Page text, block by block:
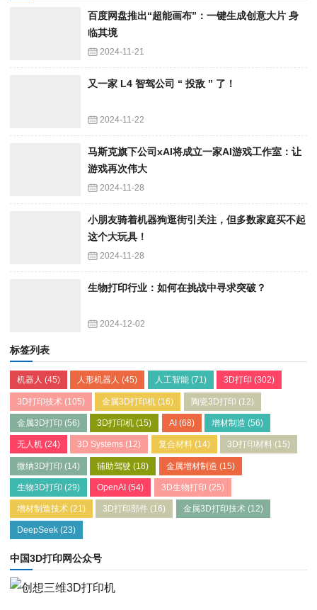
百度网盘推出“超能画布”：一键生成创意大片 身
临其境
2024-11-21
又一家 L4 智驾公司 “ 投敌 ” 了！
2024-11-22
马斯克旗下公司xAI将成立一家AI游戏工作室：让
游戏再次伟大
2024-11-28
小朋友骑着机器狗逛街引关注，但多数家庭买不起
这个大玩具！
2024-11-28
生物打印行业：如何在挑战中寻求突破？
2024-12-02
标签列表
机器人 (45) 人形机器人 (45) 人工智能(71) 3D打印 (302)
3D打印技术 (105) 金属3D打印机 (16) 陶瓷3D打印 (12)
金属3D打印 (56) 3D打印机 (15) AI (68) 增材制造 (56)
无人机 (24) 3D Systems (12) 复合材料(14) 3D打印材料 (15)
微纳3D打印 (14) 辅助驾驶 (18) 金属增材制造 (15)
生物3D打印 (29) OpenAI (54) 3D生物打印 (25)
增材制造技术 (21) 3D打印部件 (16) 金属3D打印技术(12)
DeepSeek (23)
中国3D打印网公众号